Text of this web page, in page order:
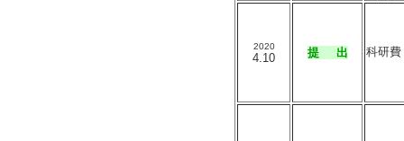
2020
4.10 提 出 科研費